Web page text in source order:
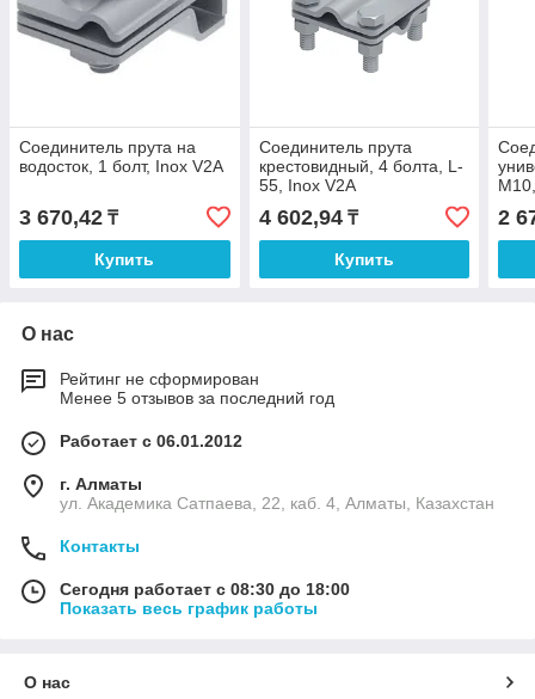
Соединитель прута на
водосток, 1 болт, Inox V2A
3 670,42 ₸
Купить
Соединитель прута
крестовидный, 4 болта, L-
55, Inox V2A
4 602,94₸
Купить
2
О нас
Рейтинг не сформирован
Менее 5 отзывов за последний год
Работает с 06.01.2012
г. Алматы
ул. Академика Сатпаева, 22, каб. 4, Алматы, Казахстан
Контакты
Сегодня работает с 08:30 до 18:00
Показать весь график работы
О нас